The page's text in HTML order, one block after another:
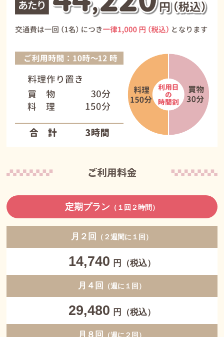
定期プラン （１回２時間）
月２回 （２週間に１回）
14,740 円（税込）
月４回 （週に１回）
29,480 円（税込）
月８回 （週に２回）